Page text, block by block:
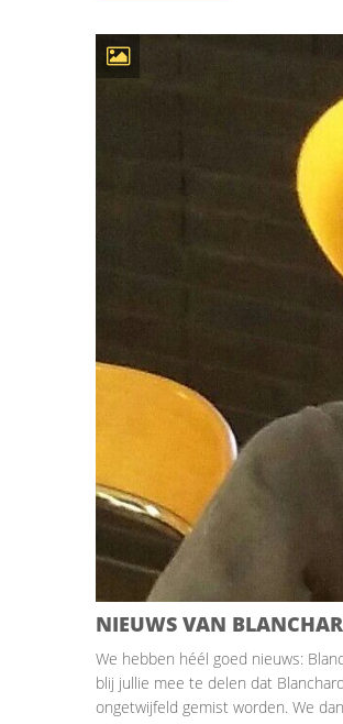
NIEUWS VAN
We hebben héél goed nieuws:
blij jullie mee te delen dat
ongetwijfeld gemist worden. We